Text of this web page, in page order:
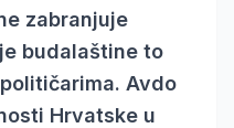
zabranjuje
budalaštine to
Avdo
Hrvatske u